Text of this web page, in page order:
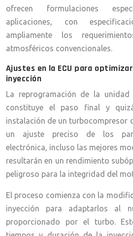
ofrecen formulaciones
aplicaciones, con
ampliamente los
atmosféricos convencionales.
Ajustes en la ECU para
inyección
La reprogramación de la
constituye el paso final y
instalación de un turbocompresor
un ajuste preciso de los
electrónica, incluso las mejores
resultarán en un rendimiento
peligroso para la integridad del
El proceso comienza con la
inyección para adaptarlos al
proporcionado por el turbo.